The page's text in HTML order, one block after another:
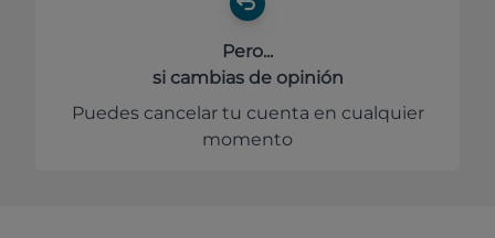
Pero...
si cambias de opinión
Puedes cancelar tu cuenta en cualquier
momento